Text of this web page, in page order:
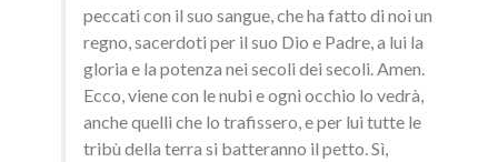
peccati con il suo sangue, che ha fatto di noi un
regno, sacerdoti per il suo Dio e Padre, a lui la
gloria e la potenza nei secoli dei secoli. Amen.
Ecco, viene con le nubi e ogni occhio lo vedrà,
anche quelli che lo trafissero, e per lui tutte le
tribù della terra si batteranno il petto. Sì,